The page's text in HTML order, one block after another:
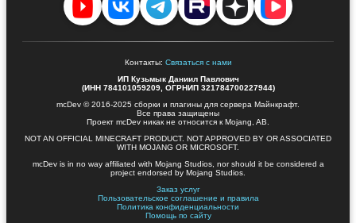
Контакты: Связаться с нами
ИП Кузьмык Даниил Павлович
(ИНН 784101059209, ОГРНИП 321784700227944)
mcDev © 2016-2025 сборки и плагины для сервера Майнкрафт.
Все права защищены
Проект mcDev никак не относится к Mojang, AB.
NOT AN OFFICIAL MINECRAFT PRODUCT. NOT APPROVED BY OR ASSOCIATED
WITH MOJANG OR MICROSOFT.
mcDev is in no way affiliated with Mojang Studios, nor should it be considered a
project endorsed by Mojang Studios.
Заказ услуг
Пользовательское соглашение и правила
Политика конфиденциальности
Помощь по сайту